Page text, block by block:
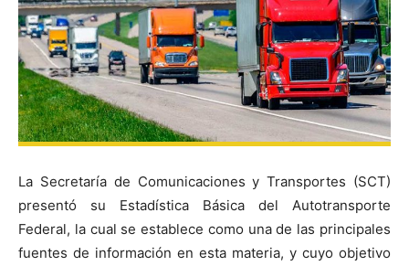
La Secretaría de Comunicaciones y Transportes (SCT)
presentó su Estadística Básica del Autotransporte
Federal, la cual se establece como una de las principales
fuentes de información en esta materia, y cuyo objetivo